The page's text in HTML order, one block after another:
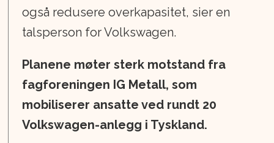
også redusere overkapasitet, sier en
talsperson for Volkswagen.
Planene møter sterk motstand fra
fagforeningen IG Metall, som
mobiliserer ansatte ved rundt 20
Volkswagen-anlegg i Tyskland.